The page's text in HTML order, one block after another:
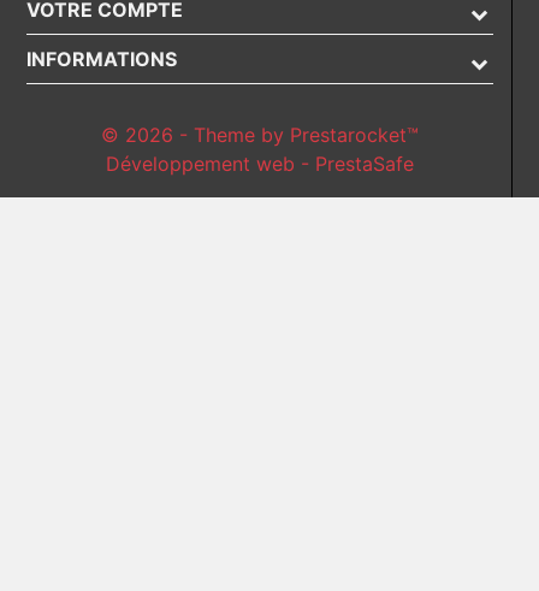
VOTRE COMPTE
INFORMATIONS
© 2026 - Theme by Prestarocket™
Développement web - PrestaSafe